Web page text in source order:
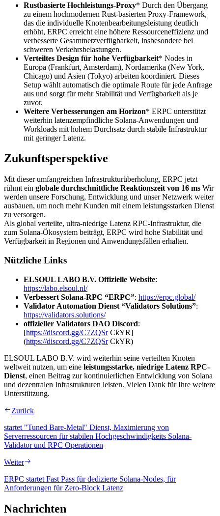
Rustbasierte Hochleistungs-Proxy* Durch den Übergang
zu einem hochmodernen Rust-basierten Proxy-Framework,
das die individuelle Knotenbearbeitungsleistung deutlich
erhöht, ERPC erreicht eine höhere Ressourceneffizienz und
verbesserte Gesamtnetzverfügbarkeit, insbesondere bei
schweren Verkehrsbelastungen.
Verteiltes Design für hohe Verfügbarkeit* Nodes in
Europa (Frankfurt, Amsterdam), Nordamerika (New York,
Chicago) und Asien (Tokyo) arbeiten koordiniert. Dieses
Setup wählt automatisch die optimale Route für jede Anfrage
aus und sorgt für mehr Stabilität und Verfügbarkeit als je
zuvor.
Weitere Verbesserungen am Horizon* ERPC unterstützt
weiterhin latenzempfindliche Solana-Anwendungen und
Workloads mit hohem Durchsatz durch stabile Infrastruktur
mit geringer Latenz.
Zukunftsperspektive
Mit dieser umfangreichen Infrastrukturüberholung, ERPC jetzt
rühmt ein globale durchschnittliche Reaktionszeit von 16 ms Wir
werden unsere Forschung, Entwicklung und unser Netzwerk weiter
ausbauen, um noch mehr Kunden mit einem leistungsstarken Dienst
zu versorgen.
Als global verteilte, ultra-niedrige Latenz RPC-Infrastruktur, die
zum Solana-Ökosystem beiträgt, ERPC wird hohe Stabilität und
Verfügbarkeit in Regionen und Anwendungsfällen erhalten.
Nützliche Links
ELSOUL LABO B.V. Offizielle Website:
https://labo.elsoul.nl/
Verbessert Solana-RPC “ERPC”: https://erpc.global/
Validator Automation Dienst “Validators Solutions”:
https://validators.solutions/
offizieller Validators DAO Discord:
[https://discord.gg/C7ZQSrCkYR]
(https://discord.gg/C7ZQSrCkYR)
ELSOUL LABO B.V. wird weiterhin seine verteilten Knoten
weltweit nutzen, um eine leistungsstarke, niedrige Latenz RPC-
Dienst, einen Beitrag zur kontinuierlichen Entwicklung von Solana
und dezentralen Infrastrukturen leisten. Vielen Dank für Ihre weitere
Unterstützung.
Zurück
startet "Tuned Bare-Metal" Dienst, Maximierung von
Serverressourcen für stabilen Hochgeschwindigkeits Solana-
Validator und RPC Operationen
Weiter
ERPC startet Fast Pass für dedizierte Solana-Nodes, für
Anforderungen für Zero-Block Latenz
Nachrichten